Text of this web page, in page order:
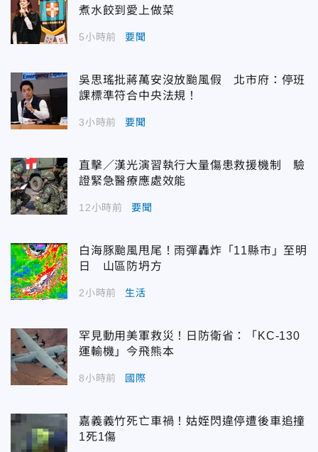
煮水餃到愛上做菜
5小時前 要聞
吳思瑤批蔣萬安沒放颱風假 北市府：停班
課標準符合中央法規！
3小時前 要聞
直擊／漢光演習執行大量傷患救援機制 驗
證緊急醫療應處效能
12小時前 要聞
白海豚颱風甩尾！雨彈轟炸「11縣市」至明
日 山區防坍方
2小時前 生活
罕見動用美軍救災！日防衛省：「KC-130
運輸機」今飛熊本
8小時前 國際
嘉義義竹死亡車禍！姑姪閃違停遭後車追撞
1死1傷